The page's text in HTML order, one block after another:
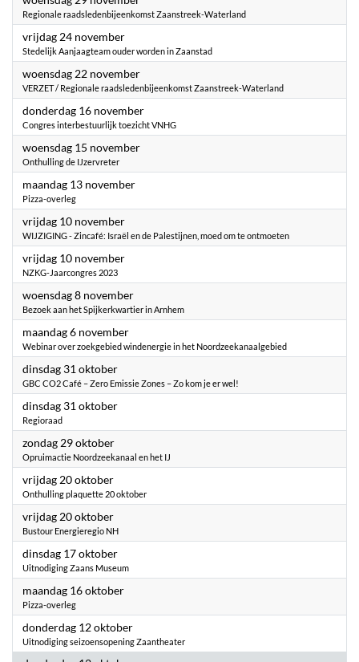
Regionale raadsledenbijeenkomst Zaanstreek-Waterland
vrijdag 24 november2023
Stedelijk Aanjaagteam ouder worden in Zaanstad
woensdag 22 november2023
VERZET / Regionale raadsledenbijeenkomst Zaanstreek-Waterland
donderdag 16 november2023
Congres interbestuurlijk toezicht VNHG
woensdag 15 november2023
Onthulling de IJzervreter
maandag 13 november2023
Pizza-overleg
vrijdag 10 november2023
WIJZIGING - Zincafé: Israël en de Palestijnen, moed om te ontmoeten
vrijdag 10 november2023
NZKG-Jaarcongres 2023
woensdag 8 november2023
Bezoek aan het Spijkerkwartier in Arnhem
maandag 6 november2023
Webinar over zoekgebied windenergie in het Noordzeekanaalgebied
dinsdag 31 oktober2023
GBC CO2 Café – Zero Emissie Zones – Zo kom je er wel!
dinsdag 31 oktober2023
Regioraad
zondag 29 oktober2023
Opruimactie Noordzeekanaal en het IJ
vrijdag 20 oktober2023
Onthulling plaquette 20 oktober
vrijdag 20 oktober2023
Bustour Energieregio NH
dinsdag 17 oktober2023
Uitnodiging Zaans Museum
maandag 16 oktober2023
Pizza-overleg
donderdag 12 oktober2023
Uitnodiging seizoensopening Zaantheater